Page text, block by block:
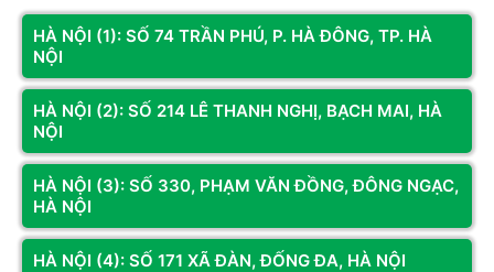
HÀ NỘI (1): SỐ 74 TRẦN PHÚ, P. HÀ ĐÔNG, TP. HÀ
NỘI
HÀ NỘI (2): SỐ 214 LÊ THANH NGHỊ, BẠCH MAI, HÀ
NỘI
HÀ NỘI (3): SỐ 330, PHẠM VĂN ĐỒNG, ĐÔNG NGẠC,
HÀ NỘI
HÀ NỘI (4): SỐ 171 XÃ ĐÀN, ĐỐNG ĐA, HÀ NỘI